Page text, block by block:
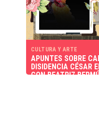
CULTURA Y ARTE
APUNTES SOBRE
DISIDENCIA CÉSAR
CON BEATRIZ